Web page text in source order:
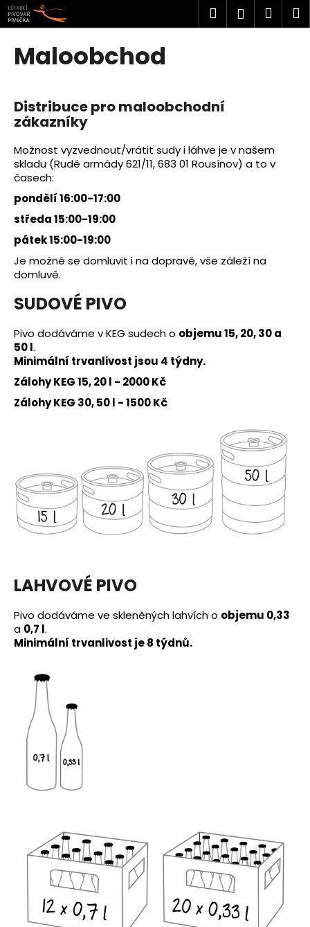
Přejít
na
Hledat
Maloobchod
Distribuce pro maloobchodní
zákazníky
Možnost vyzvednout/vrátit sudy i láhve je v našem
skladu (Rudé armády 621/11, 683 01 Rousínov) a to v
časech:
pondělí 16:00-17:00
středa 15:00-19:00
pátek 15:00-19:00
Je možné se domluvit i na dopravě, vše záleží na
domluvě.
SUDOVÉ PIVO
Pivo dodáváme v KEG sudech o objemu 15, 20, 30 a
50 l.
Minimální trvanlivost jsou 4 týdny.
Zálohy KEG 15, 20 l - 2000 Kč
Zálohy KEG 30, 50 l - 1500 Kč
LAHVOVÉ PIVO
Pivo dodáváme ve skleněných lahvích o objemu 0,33
a 0,7 l.
Minimální trvanlivost je 8 týdnů.
K
o
p
o
t
ř
e
b
u
j
e
t
e
n
a
j
í
t
?
HLEDAT